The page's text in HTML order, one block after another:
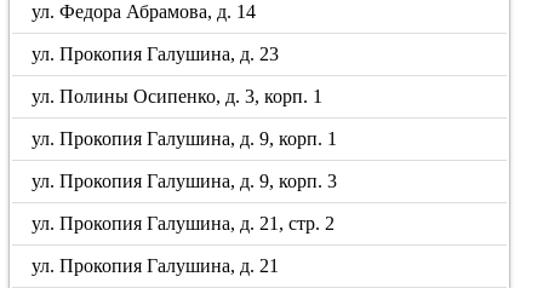
ул. Федора Абрамова, д. 14
ул. Прокопия Галушина, д. 23
ул. Полины Осипенко, д. 3, корп. 1
ул. Прокопия Галушина, д. 9, корп. 1
ул. Прокопия Галушина, д. 9, корп. 3
ул. Прокопия Галушина, д. 21, стр. 2
ул. Прокопия Галушина, д. 21